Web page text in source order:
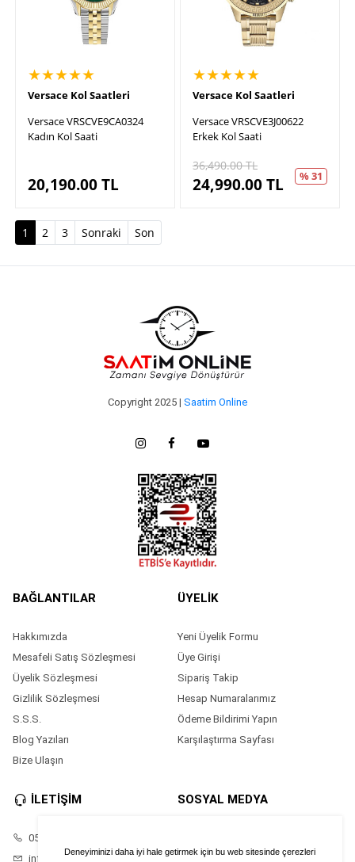
Deneyiminizi daha iyi hale getirmek için bu web sitesinde çerezleri
★★★★★
Versace Kol Saatleri
Versace VRSCVE9CA0324
Kadın Kol Saati
20,190.00TL
★★★★★
Versace Kol Saatleri
Versace VRSCVE3J00622
Erkek Kol Saati
36,490.00TL
24,990.00TL % 31
1 (current)
2 3 Sonraki Son
Copyright 2025 | Saatim Online
BAĞLANTILAR
Hakkımızda
Mesafeli Satış Sözleşmesi
Üyelik Sözleşmesi
Gizlilik Sözleşmesi
S.S.S.
Blog Yazıları
Bize Ulaşın
ÜYELİK
Yeni Üyelik Formu
Üye Girişi
Sipariş Takip
Hesap Numaralarımız
Ödeme Bildirimi Yapın
Karşılaştırma Sayfası
İLETİŞİM
05528686874
info@saatimonline.com
SOSYAL MEDYA
Instagram